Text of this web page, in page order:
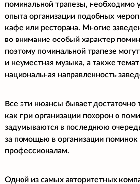
поминальной трапезы, необходимо
опыта организации подобных
кафе или ресторана. Многие
во внимание особый характер
поэтому поминальной трапезе
и неуместная музыка, а также
национальная направленность
Все эти нюансы бывает достаточно
как при организации похорон о
задумываются в последнюю
за помощью в организации поминок
профессионалам.
Одной из самых авторитетных